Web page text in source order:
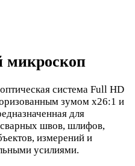
микроскоп
система Full HD
зумом x26:1 и
для
сварных швов, шлифов,
измерений и
усилиями.